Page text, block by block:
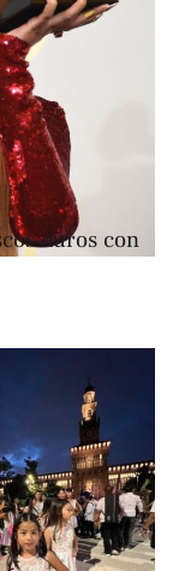
duros con